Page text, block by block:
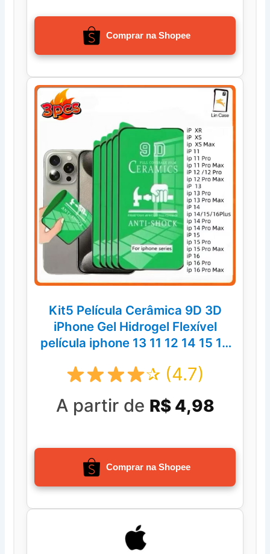
Comprar na Shopee
Kit5 Película Cerâmica 9D 3D
iPhone Gel Hidrogel Flexível
película iphone 13 11 12 14 15 16
✰ (4.7)
A partir de R$ 4,98
Comprar na Shopee